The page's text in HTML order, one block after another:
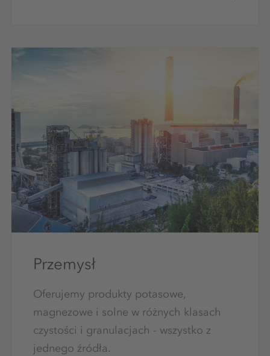
Przemysł
Oferujemy produkty potasowe,
magnezowe i solne w różnych klasach
czystości i granulacjach - wszystko z
jednego źródła.